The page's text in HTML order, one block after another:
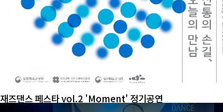
재즈댄스 페스타 vol.2 'Moment' 정기공연